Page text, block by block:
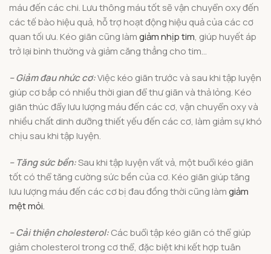
máu đến các chi. Lưu thông máu tốt sẽ vận chuyển oxy đến
các tế bào hiệu quả, hỗ trợ hoạt động hiệu quả của các cơ
quan tối ưu. Kéo giãn cũng làmgiảm nhịp tim, giúp huyết áp
trở lại bình thường và giảm căng thẳng cho tim…
– Giảm đau nhức cơ:Việc kéo giãn trước và sau khi tập luyện
giúp cơ bắp có nhiều thời gian để thư giãn và thả lỏng. Kéo
giãn thúc đẩy lưu lượng máu đến các cơ, vận chuyển oxy và
nhiều chất dinh dưỡng thiết yếu đến các cơ, làm giảm sự khó
chịu sau khi tập luyện.
– Tăng sức bền:Sau khi tập luyện vất vả, một buổi kéo giãn
tốt có thể tăng cường sức bền của cơ. Kéo giãn giúp tăng
lưu lượng máu đến các cơ bị đau đồng thời cũng làmgiảm
mệt mỏi.
– Cải thiện cholesterol:Các buổi tập kéo giãn có thể giúp
giảm cholesterol trong cơ thể, đặc biệt khi kết hợp tuân